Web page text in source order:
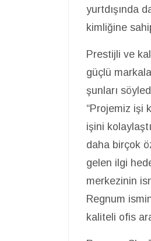
yurtdışında
kimliğine
Prestijli ve
güçlü
şunları
“Projemiz işi
işini
daha birçok
gelen ilgi
merkezinin
Regnum
kaliteli ofis